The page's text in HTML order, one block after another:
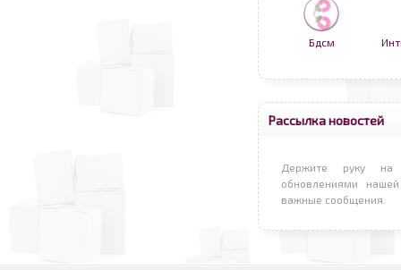
Бдсм
Рассылка новостей
Держите руку на
обновлениями
важные сообщения.